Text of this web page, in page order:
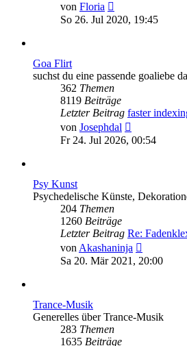
von Floria
Beitrag
So 26. Jul 2020, 19:45
Goa Flirt
suchst du eine passende goaliebe
362 Themen
8119 Beiträge
Letzter Beitrag faster
von Josephdal
Beitrag
Fr 24. Jul 2026, 00:54
Psy Kunst
Psychedelische Künste,
204 Themen
1260 Beiträge
Letzter Beitrag Re:
vonAkashaninja
Beitrag
Sa 20. Mär 2021, 20:00
Trance-Musik
Generelles über Trance-Musik
283 Themen
1635 Beiträge